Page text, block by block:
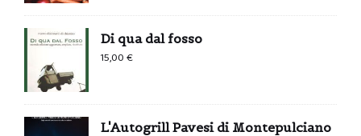
Di qua dal fosso
15,00€
L'Autogrill Pavesi di Montepulciano